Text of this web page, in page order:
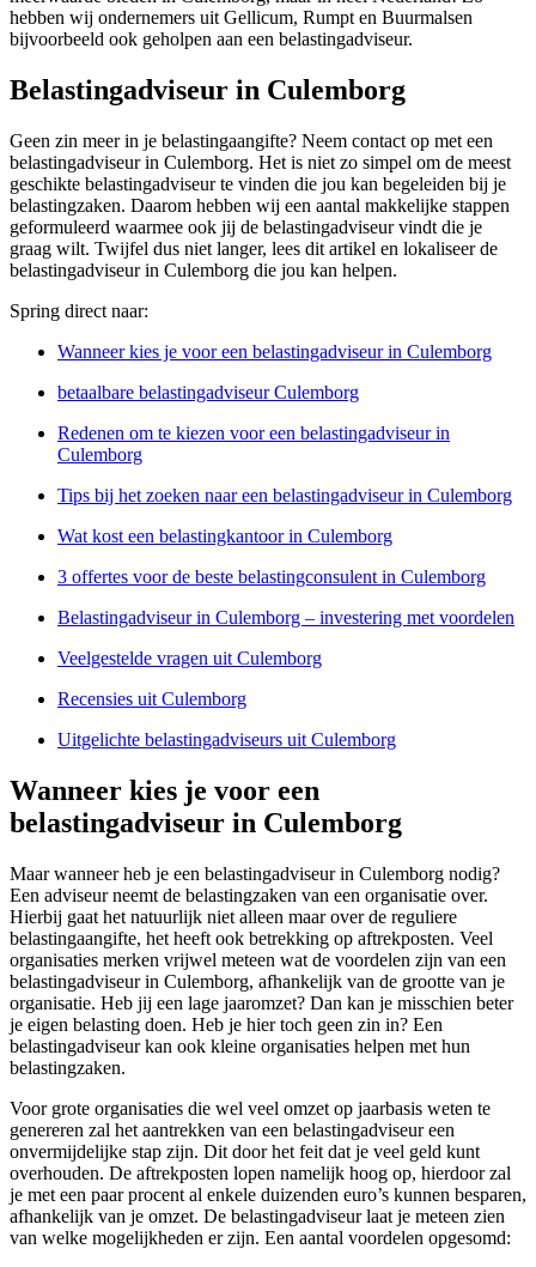
hebben wij ondernemers uit Gellicum, Rumpt en Buurmalsen
bijvoorbeeld ook geholpen aan een belastingadviseur.
Belastingadviseur in Culemborg
Geen zin meer in je belastingaangifte? Neem contact op met een
belastingadviseur in Culemborg. Het is niet zo simpel om de meest
geschikte belastingadviseur te vinden die jou kan begeleiden bij je
belastingzaken. Daarom hebben wij een aantal makkelijke stappen
geformuleerd waarmee ook jij de belastingadviseur vindt die je
graag wilt. Twijfel dus niet langer, lees dit artikel en lokaliseer de
belastingadviseur in Culemborg die jou kan helpen.
Spring direct naar:
Wanneer kies je voor een belastingadviseur in Culemborg
betaalbare belastingadviseur Culemborg
Redenen om te kiezen voor een belastingadviseur in
Culemborg
Tips bij het zoeken naar een belastingadviseur in Culemborg
Wat kost een belastingkantoor in Culemborg
3 offertes voor de beste belastingconsulent in Culemborg
Belastingadviseur in Culemborg – investering met voordelen
Veelgestelde vragen uit Culemborg
Recensies uit Culemborg
Uitgelichte belastingadviseurs uit Culemborg
Wanneer kies je voor een
belastingadviseur in Culemborg
Maar wanneer heb je een belastingadviseur in Culemborg nodig?
Een adviseur neemt de belastingzaken van een organisatie over.
Hierbij gaat het natuurlijk niet alleen maar over de reguliere
belastingaangifte, het heeft ook betrekking op aftrekposten. Veel
organisaties merken vrijwel meteen wat de voordelen zijn van een
belastingadviseur in Culemborg, afhankelijk van de grootte van je
organisatie. Heb jij een lage jaaromzet? Dan kan je misschien beter
je eigen belasting doen. Heb je hier toch geen zin in? Een
belastingadviseur kan ook kleine organisaties helpen met hun
belastingzaken.
Voor grote organisaties die wel veel omzet op jaarbasis weten te
genereren zal het aantrekken van een belastingadviseur een
onvermijdelijke stap zijn. Dit door het feit dat je veel geld kunt
overhouden. De aftrekposten lopen namelijk hoog op, hierdoor zal
je met een paar procent al enkele duizenden euro’s kunnen besparen,
afhankelijk van je omzet. De belastingadviseur laat je meteen zien
van welke mogelijkheden er zijn. Een aantal voordelen opgesomd: